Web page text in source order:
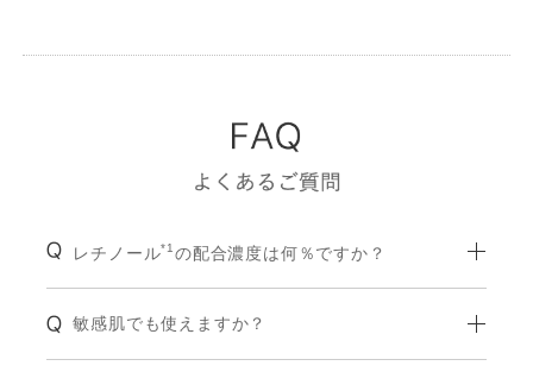
レチノール*1 の配合濃度は何％ですか？
敏感肌でも使えますか？